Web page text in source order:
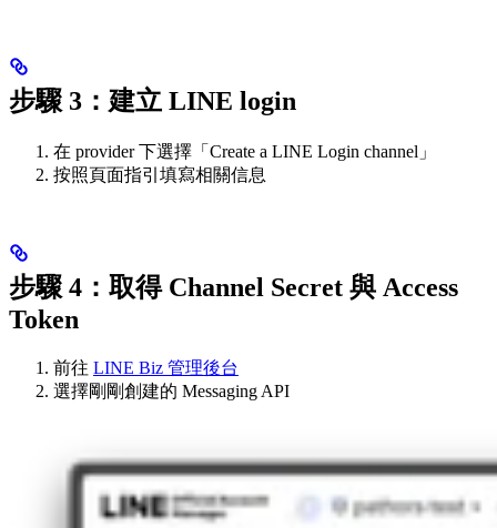
步驟 3：建立 LINE login
在 provider 下選擇「Create a LINE Login channel」
按照頁面指引填寫相關信息
步驟 4：取得 Channel Secret 與 Access
Token
前往 LINE Biz 管理後台
選擇剛剛創建的 Messaging API